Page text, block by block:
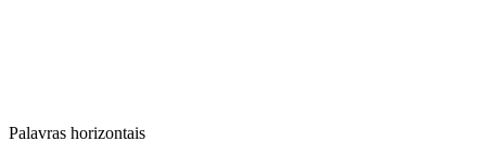
Palavras horizontais